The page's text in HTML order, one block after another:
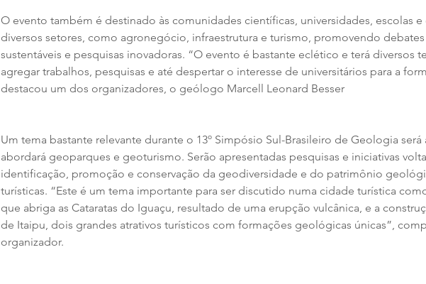
O evento também é destinado às comunidades científicas, universidades, escolas e
diversos setores, como agronegócio, infraestrutura e turismo, promovendo
sustentáveis e pesquisas inovadoras. “O evento é bastante eclético e terá diversos
agregar trabalhos, pesquisas e até despertar o interesse de universitários para a
destacou um dos organizadores, o geólogo Marcell Leonard Besser
Um tema bastante relevante durante o 13º Simpósio Sul-Brasileiro de Geologia será
abordará geoparques e geoturismo. Serão apresentadas pesquisas e iniciativas
identificação, promoção e conservação da geodiversidade e do patrimônio
turísticas. “Este é um tema importante para ser discutido numa cidade turística
que abriga as Cataratas do Iguaçu, resultado de uma erupção vulcânica, e a
de Itaipu, dois grandes atrativos turísticos com formações geológicas únicas”,
organizador.